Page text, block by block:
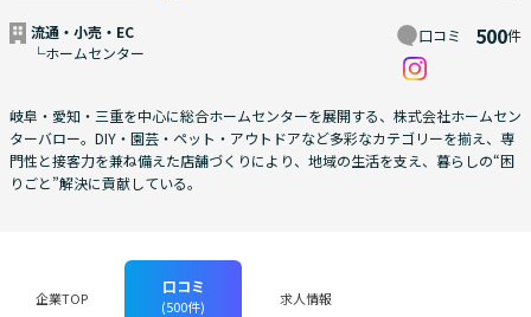
流通・小売・EC
└ホームセンター
口コミ 500件
岐阜・愛知・三重を中心に総合ホームセンターを展開する、株式会社ホームセン
ターバロー。DIY・園芸・ペット・アウトドアなど多彩なカテゴリーを揃え、専
門性と接客力を兼ね備えた店舗づくりにより、地域の生活を支え、暮らしの“困
りごと”解決に貢献している。
企業TOP
口コミ
(500件) 求人情報